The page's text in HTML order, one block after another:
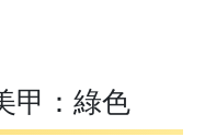
甲：綠色